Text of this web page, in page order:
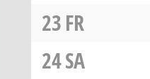
23FR
24SA